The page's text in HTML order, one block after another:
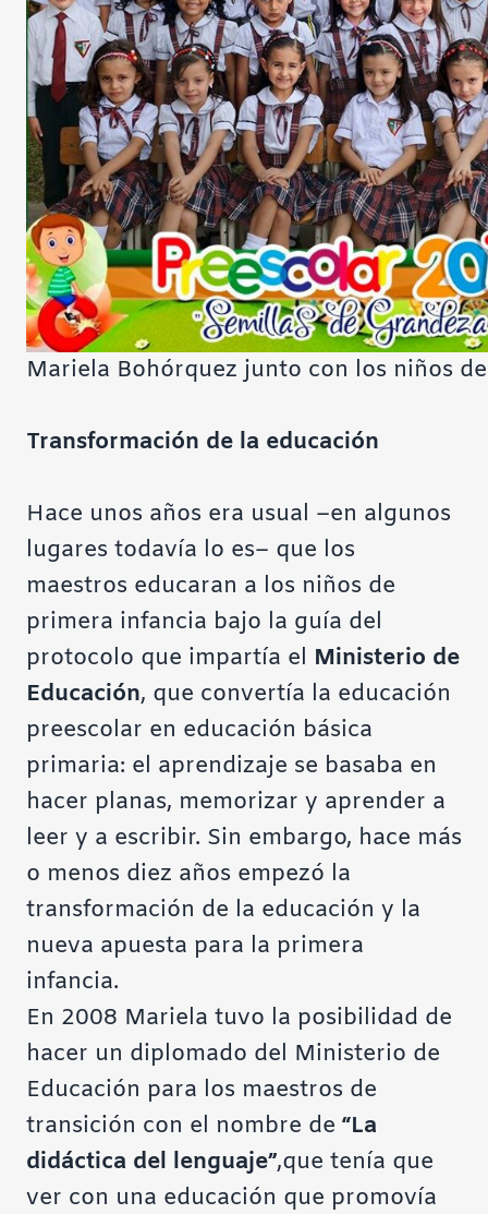
Mariela Bohórquez junto con los niños
Transformación de la educación
Hace unos años era usual –en algunos
lugares todavía lo es– que los
maestros educaran a los niños de
primera infancia bajo la guía del
protocolo que impartía el Ministerio de
Educación, que convertía la educación
preescolar en educación básica
primaria: el aprendizaje se basaba en
hacer planas, memorizar y aprender a
leer y a escribir. Sin embargo, hace más
o menos diez años empezó la
transformación de la educación y la
nueva apuesta para la primera
infancia.
En 2008 Mariela tuvo la posibilidad de
hacer un diplomado del Ministerio de
Educación para los maestros de
transición con el nombre de “La
didáctica del lenguaje”,que tenía que
ver con una educación que promovía